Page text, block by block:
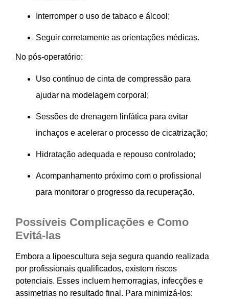
Interromper o uso de tabaco e álcool;
Seguir corretamente as orientações médicas.
No pós-operatório:
Uso contínuo de cinta de compressão para
ajudar na modelagem corporal;
Sessões de drenagem linfática para evitar
inchaços e acelerar o processo de cicatrização;
Hidratação adequada e repouso controlado;
Acompanhamento próximo com o profissional
para monitorar o progresso da recuperação.
Possíveis Complicações e Como
Evitá-las
Embora a lipoescultura seja segura quando realizada
por profissionais qualificados, existem riscos
potenciais. Esses incluem hemorragias, infecções e
assimetrias no resultado final. Para minimizá-los: